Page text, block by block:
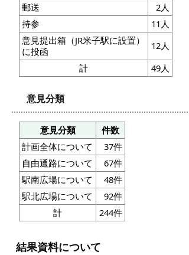
郵送
2人
持参
11人
意見提出箱（JR米子駅に設置）
に投函
12人
計
49人
意見分類
意見分類
件数
計画全体について
37件
自由通路について
67件
駅南広場について
48件
駅北広場について
92件
計
244件
結果資料について